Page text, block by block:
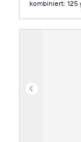
kombiniert: 125